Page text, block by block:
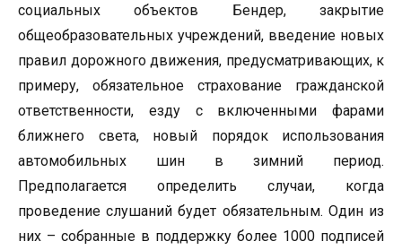
социальных объектов Бендер, закрытие
общеобразовательных учреждений, введение новых
правил дорожного движения, предусматривающих, к
примеру, обязательное страхование гражданской
ответственности, езду с включенными фарами
ближнего света, новый порядок использования
автомобильных шин в зимний период.
Предполагается определить случаи, когда
проведение слушаний будет обязательным. Один из
них – собранные в поддержку более 1000 подписей